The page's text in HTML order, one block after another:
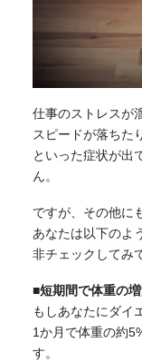
仕事のストレスが
スピードが落ちた
といった症状が出
ん。
ですが、その他に
あなたは以下のよ
非チェックしてみ
■短期間で体重の
もしあなたにダイ
1か月で体重の約
す。